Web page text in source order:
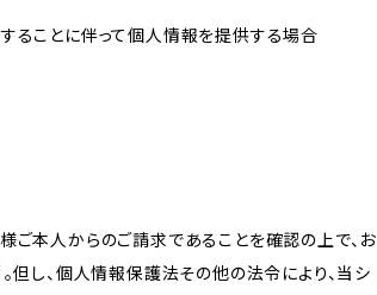
ることに伴って個人情報を提供する場合
ご本人からのご請求であることを確認の上で、お
但し、個人情報保護法その他の法令により、当シ